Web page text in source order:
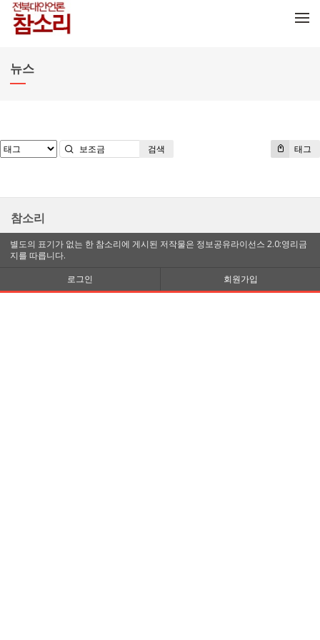
뉴스
태그
검색
참소리
별도의 표기가 없는 한 참소리에 게시된 저작물은 정보공유라이선스 2.0:영리금
지를 따릅니다.
로그인
회원가입